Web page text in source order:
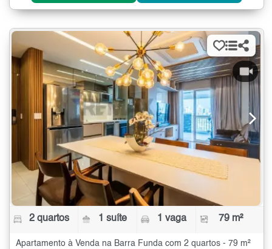
2 quartos 1 suíte 1 vaga 79 m²
Apartamento à Venda na Barra Funda com 2 quartos - 79 m²